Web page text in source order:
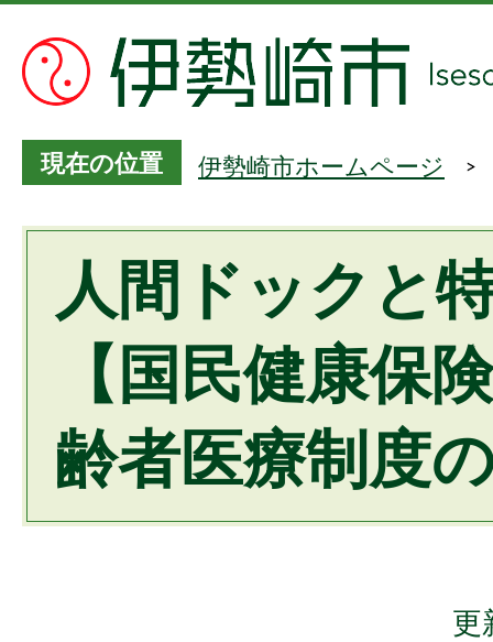
現在の位置 伊勢崎市ホームページ
人間ドックと
【国民健康保
齢者医療制度
更